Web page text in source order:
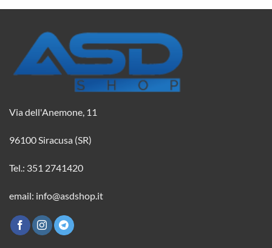
Via dell'Anemone, 11
96100 Siracusa (SR)
Tel.: 351 2741420
email: info@asdshop.it